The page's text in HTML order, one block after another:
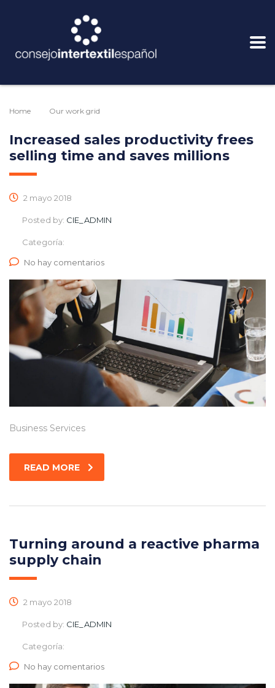
Home Our work grid
Increased sales productivity frees
selling time and saves millions
2 mayo 2018
Posted by: CIE_ADMIN
Categoría:
No hay comentarios
Business Services
READ MORE
Turning around a reactive pharma
supply chain
2 mayo 2018
Posted by: CIE_ADMIN
Categoría:
No hay comentarios